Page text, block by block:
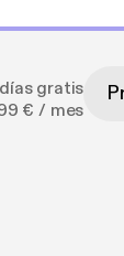
gratis
€ / mes